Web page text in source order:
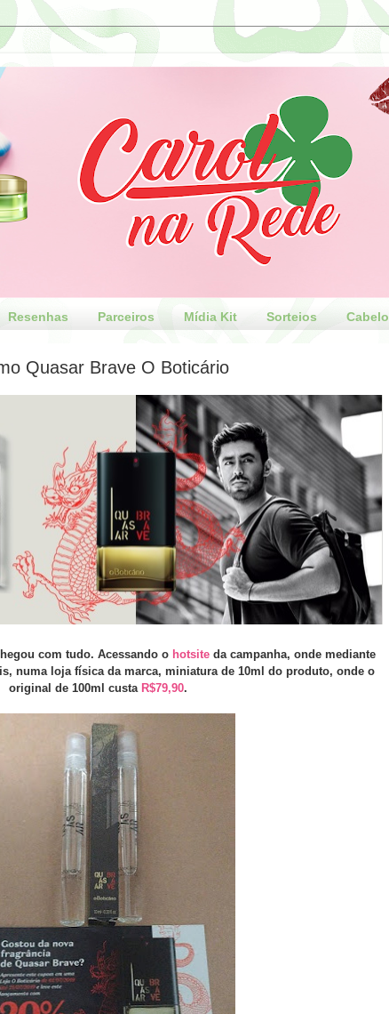
Resenhas Parceiros Mídia Kit Sorteios Cabelo
Quasar Brave O Boticário
com tudo. Acessando o hotsite da campanha, onde mediante
numa loja física da marca, miniatura de 10ml do produto, onde o
original de 100ml custa R$79,90.